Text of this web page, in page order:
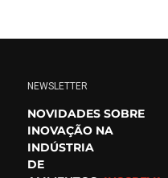
NEWSLETTER
NOVIDADES SOBRE
INOVAÇÃO NA
INDÚSTRIA
DE